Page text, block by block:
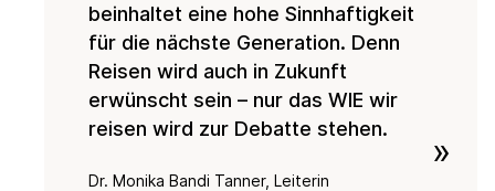
beinhaltet eine hohe Sinnhaftigkeit
für die nächste Generation. Denn
Reisen wird auch in Zukunft
erwünscht sein – nur das WIE wir
reisen wird zur Debatte stehen.
»
Dr. Monika Bandi Tanner, Leiterin